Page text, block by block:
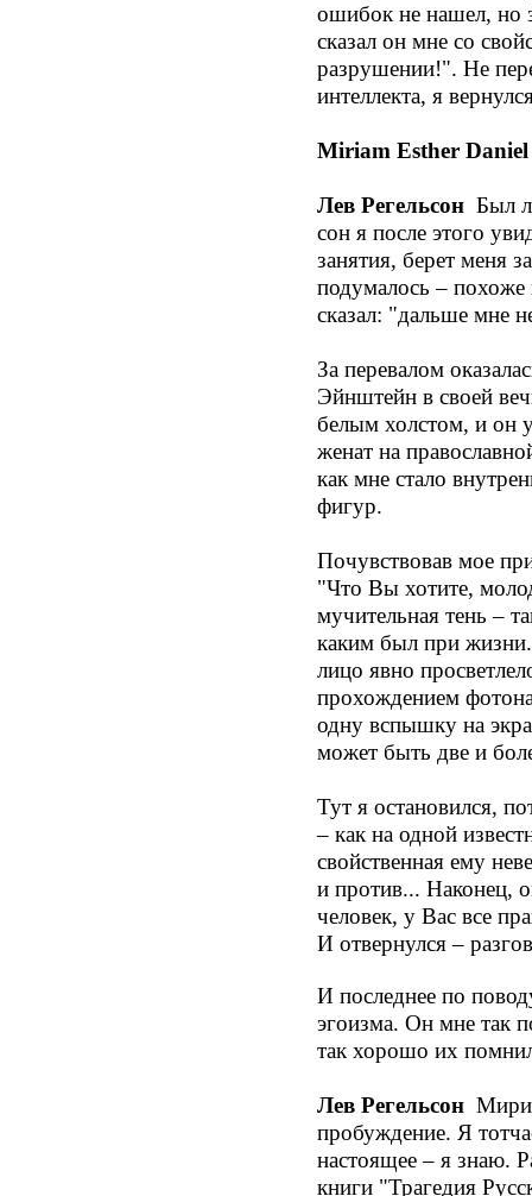
ошибок не нашел, но
сказал он мне со
разрушении!". Не
интеллекта, я
Miriam Esther Daniel
Лев Регельсон Был
сон я после этого
занятия, берет меня
подумалось – похоже
сказал: "дальше мне
За перевалом
Эйнштейн в своей
белым холстом, и он
женат на
как мне стало
фигур.
Почувствовав мое
"Что Вы хотите,
мучительная тень –
каким был при
лицо явно
прохождением
одну вспышку на
может быть две и
Тут я остановился,
– как на одной
свойственная ему
и против... Наконец,
человек, у Вас все
И отвернулся –
И последнее по
эгоизма. Он мне так
так хорошо их
Лев Регельсон
пробуждение. Я
настоящее – я знаю.
книги "Трагедия